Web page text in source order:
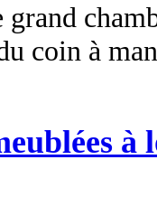
grand
coin à
à